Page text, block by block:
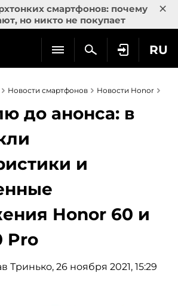
смартфонов: почему
но никто не покупает
×
RU
Новости смартфонов Новости Honor
до анонса: в
и
Honor 60 и
Pro
Тринько, 26 ноября 2021, 15:29